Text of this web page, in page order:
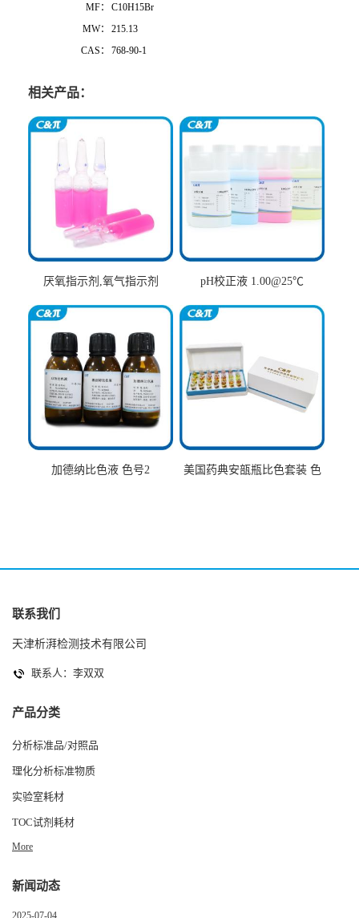
MF：
C10H15Br
MW：
215.13
CAS：
768-90-1
相关产品：
厌氧指示剂,氧气指示剂 pH校正液 1.00@25℃
加德纳比色液 色号2
美国药典安瓿瓶比色套装 色
联系我们
天津析湃检测技术有限公司
联系人：李双双
产品分类
分析标准品/对照品
理化分析标准物质
实验室耗材
TOC试剂耗材
More
新闻动态
2025-07-04